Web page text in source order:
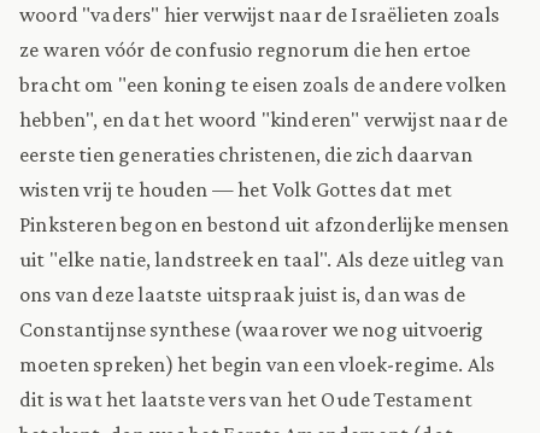
woord "vaders" hier verwijst naar de Israëlieten zoals
ze waren vóór de confusio regnorum die hen ertoe
bracht om "een koning te eisen zoals de andere volken
hebben", en dat het woord "kinderen" verwijst naar de
eerste tien generaties christenen, die zich daarvan
wisten vrij te houden — het Volk Gottes dat met
Pinksteren begon en bestond uit afzonderlijke mensen
uit "elke natie, landstreek en taal". Als deze uitleg van
ons van deze laatste uitspraak juist is, dan was de
Constantijnse synthese (waarover we nog uitvoerig
moeten spreken) het begin van een vloek-regime. Als
dit is wat het laatste vers van het Oude Testament